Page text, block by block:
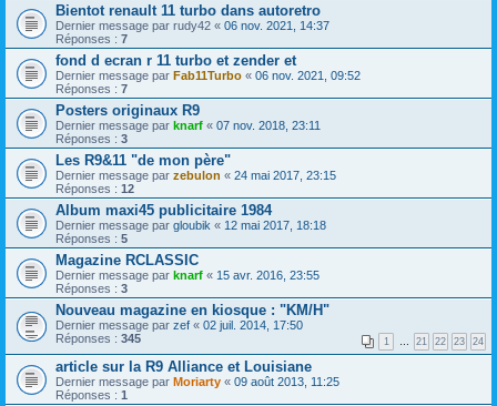
Bientot renault 11 turbo dans autoretro
Dernier message par rudy42 « 06 nov. 2021, 14:37
Réponses : 7
fond d ecran r 11 turbo et zender et
Dernier message par Fab11Turbo « 06 nov. 2021, 09:52
Réponses : 7
Posters originaux R9
Dernier message par knarf « 07 nov. 2018, 23:11
Réponses : 3
Les R9&11 "de mon père"
Dernier message par zebulon « 24 mai 2017, 23:15
Réponses : 12
Album maxi45 publicitaire 1984
Dernier message par gloubik « 12 mai 2017, 18:18
Réponses : 5
Magazine RCLASSIC
Dernier message par knarf « 15 avr. 2016, 23:55
Réponses : 3
Nouveau magazine en kiosque : "KM/H"
Dernier message par zef « 02 juil. 2014, 17:50
Réponses : 345 1 21 22 23 24
article sur la R9 Alliance et Louisiane
Dernier message par Moriarty « 09 août 2013, 11:25
Réponses : 1